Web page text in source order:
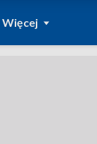
Więcej